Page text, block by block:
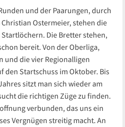
und der Paarungen, durch
Ostermeier, stehen die
Die Bretter stehen,
bereit. Von der Oberliga,
und die vier Regionalligen
den Startschuss im Oktober. Bis
sitzt man sich wieder am
die richtigen Züge zu finden.
verbunden, das uns ein
Vergnügen streitig macht. An